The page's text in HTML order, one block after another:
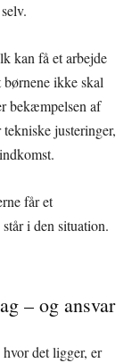
kan få et arbejde
børnene ikke skal
bekæmpelsen af
justeringer,
får et
i den situation.
– og ansvar
det ligger, er